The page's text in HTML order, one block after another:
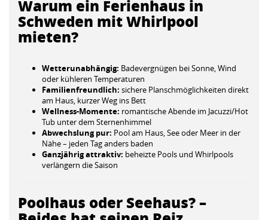
Warum ein Ferienhaus in
Schweden mit Whirlpool
mieten?
Wetterunabhängig: Badevergnügen bei Sonne, Wind
oder kühleren Temperaturen
Familienfreundlich: sichere Planschmöglichkeiten direkt
am Haus, kurzer Weg ins Bett
Wellness-Momente: romantische Abende im Jacuzzi/Hot
Tub unter dem Sternenhimmel
Abwechslung pur: Pool am Haus, See oder Meer in der
Nähe – jeden Tag anders baden
Ganzjährig attraktiv: beheizte Pools und Whirlpools
verlängern die Saison
Poolhaus oder Seehaus? –